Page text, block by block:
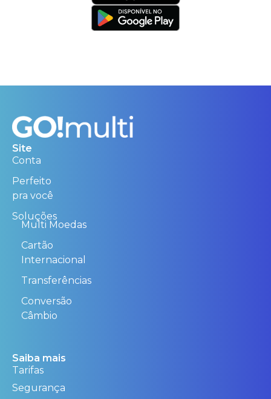
Site
Conta
Perfeito
pra você
Soluções
Multi Moedas
Cartão
Internacional
Transferências
Conversão
Câmbio
Saiba mais
Tarifas
Segurança